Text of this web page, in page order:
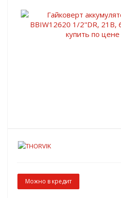
Можно в кредит